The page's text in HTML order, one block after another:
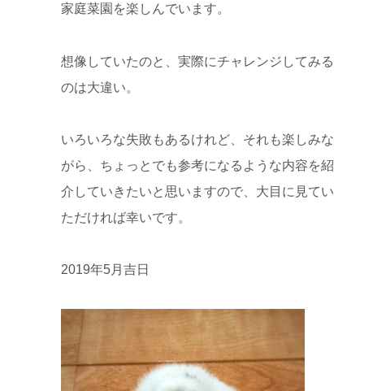
家庭菜園を楽しんでいます。
想像していたのと、実際にチャレンジしてみる
のは大違い。
いろいろな失敗もあるけれど、それも楽しみな
がら、ちょっとでも参考になるような内容を紹
介していきたいと思いますので、大目に見てい
ただければ幸いです。
2019年5月吉日